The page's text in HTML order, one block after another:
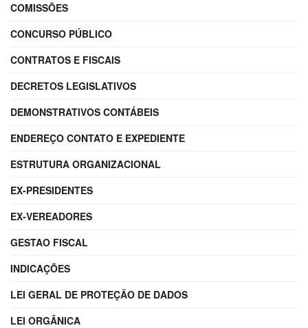
COMISSÕES
CONCURSO PÚBLICO
CONTRATOS E FISCAIS
DECRETOS LEGISLATIVOS
DEMONSTRATIVOS CONTÁBEIS
ENDEREÇO CONTATO E EXPEDIENTE
ESTRUTURA ORGANIZACIONAL
EX-PRESIDENTES
EX-VEREADORES
GESTAO FISCAL
INDICAÇÕES
LEI GERAL DE PROTEÇÃO DE DADOS
LEI ORGÂNICA